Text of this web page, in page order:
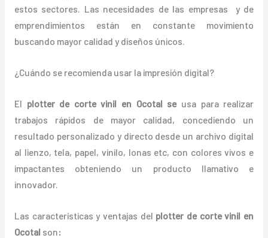
estos sectores. Las necesidades de las empresas y de
emprendimientos están en constante movimiento
buscando mayor calidad y diseños únicos.
¿Cuándo se recomienda usar la impresión digital?
El plotter de corte vinil en Ocotal seusa para realizar
trabajos rápidos de mayor calidad, concediendo un
resultado personalizado y directo desde un archivo digital
al lienzo, tela, papel, vinilo, lonas etc, con colores vivos e
impactantes obteniendo un producto llamativo e
innovador.
Las características y ventajas del plotter de corte vinil en
Ocotal son: